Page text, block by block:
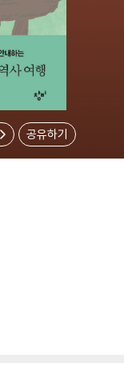
공유하기